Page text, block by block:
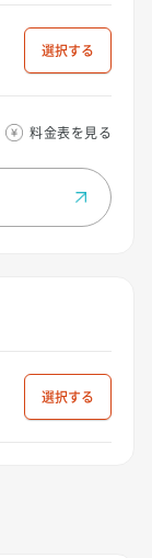
選択
料金表を見る
選択